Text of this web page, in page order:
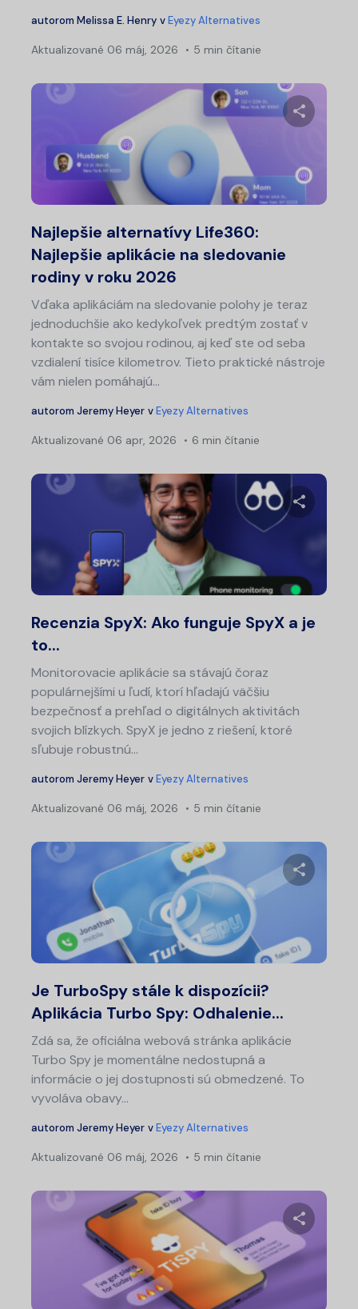
autorom Melissa E. Henry vEyezy Alternatives
Aktualizované 06 máj, 2026 5 min čítanie
Najlepšie alternatívy Life360:
Najlepšie aplikácie na sledovanie
rodiny v roku 2026
Vďaka aplikáciám na sledovanie polohy je teraz
jednoduchšie ako kedykoľvek predtým zostať v
kontakte so svojou rodinou, aj keď ste od seba
vzdialení tisíce kilometrov. Tieto praktické nástroje
vám nielen pomáhajú...
autorom Jeremy Heyer vEyezy Alternatives
Aktualizované 06 apr, 2026 6 min čítanie
Recenzia SpyX: Ako funguje SpyX a je
to...
Monitorovacie aplikácie sa stávajú čoraz
populárnejšími u ľudí, ktorí hľadajú väčšiu
bezpečnosť a prehľad o digitálnych aktivitách
svojich blízkych. SpyX je jedno z riešení, ktoré
sľubuje robustnú...
autorom Jeremy Heyer vEyezy Alternatives
Aktualizované 06 máj, 2026 5 min čítanie
Je TurboSpy stále k dispozícii?
Aplikácia Turbo Spy: Odhalenie...
Zdá sa, že oficiálna webová stránka aplikácie
Turbo Spy je momentálne nedostupná a
informácie o jej dostupnosti sú obmedzené. To
vyvoláva obavy...
autorom Jeremy Heyer vEyezy Alternatives
Aktualizované 06 máj, 2026 5 min čítanie